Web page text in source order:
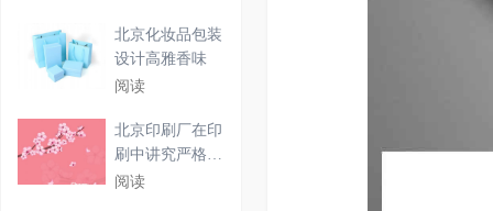
北京化妆品包装
设计高雅香味
阅读
北京印刷厂在印
刷中讲究严格的
工作
阅读